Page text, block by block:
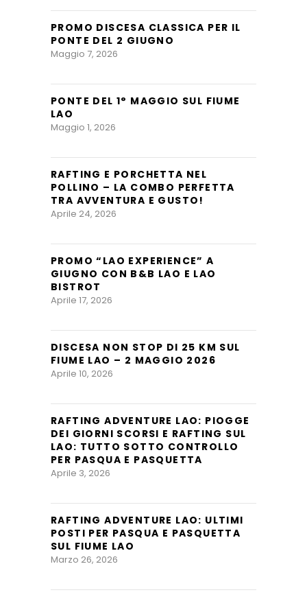
PROMO DISCESA CLASSICA PER IL
PONTE DEL 2 GIUGNO
Maggio 7, 2026
PONTE DEL 1° MAGGIO SUL FIUME
LAO
Maggio 1, 2026
RAFTING E PORCHETTA NEL
POLLINO – LA COMBO PERFETTA
TRA AVVENTURA E GUSTO!
Aprile 24, 2026
PROMO “LAO EXPERIENCE” A
GIUGNO CON B&B LAO E LAO
BISTROT
Aprile 17, 2026
DISCESA NON STOP DI 25 KM SUL
FIUME LAO – 2 MAGGIO 2026
Aprile 10, 2026
RAFTING ADVENTURE LAO: PIOGGE
DEI GIORNI SCORSI E RAFTING SUL
LAO: TUTTO SOTTO CONTROLLO
PER PASQUA E PASQUETTA
Aprile 3, 2026
RAFTING ADVENTURE LAO: ULTIMI
POSTI PER PASQUA E PASQUETTA
SUL FIUME LAO
Marzo 26, 2026